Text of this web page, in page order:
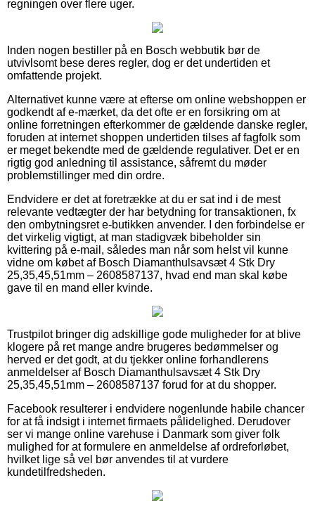
regningen over flere uger.
Inden nogen bestiller på en Bosch webbutik bør de
utvivlsomt bese deres regler, dog er det undertiden et
omfattende projekt.
Alternativet kunne være at efterse om online webshoppen er
godkendt af e-mærket, da det ofte er en forsikring om at
online forretningen efterkommer de gældende danske regler,
foruden at internet shoppen undertiden tilses af fagfolk som
er meget bekendte med de gældende regulativer. Det er en
rigtig god anledning til assistance, såfremt du møder
problemstillinger med din ordre.
Endvidere er det at foretrække at du er sat ind i de mest
relevante vedtægter der har betydning for transaktionen, fx
den ombytningsret e-butikken anvender. I den forbindelse er
det virkelig vigtigt, at man stadigvæk bibeholder sin
kvittering på e-mail, således man når som helst vil kunne
vidne om købet af Bosch Diamanthulsavsæt 4 Stk Dry
25,35,45,51mm – 2608587137, hvad end man skal købe
gave til en mand eller kvinde.
Trustpilot bringer dig adskillige gode muligheder for at blive
klogere på ret mange andre brugeres bedømmelser og
herved er det godt, at du tjekker online forhandlerens
anmeldelser af Bosch Diamanthulsavsæt 4 Stk Dry
25,35,45,51mm – 2608587137 forud for at du shopper.
Facebook resulterer i endvidere nogenlunde habile chancer
for at få indsigt i internet firmaets pålidelighed. Derudover
ser vi mange online varehuse i Danmark som giver folk
mulighed for at formulere en anmeldelse af ordreforløbet,
hvilket lige så vel bør anvendes til at vurdere
kundetilfredsheden.